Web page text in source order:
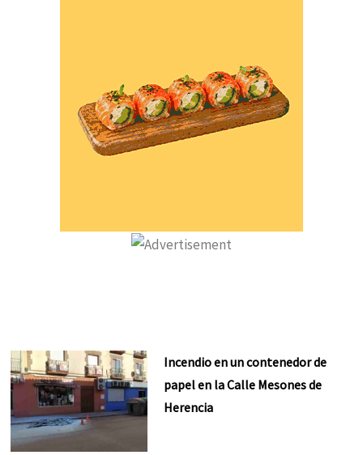
Incendio en un contenedor de
papel en la Calle Mesones de
Herencia